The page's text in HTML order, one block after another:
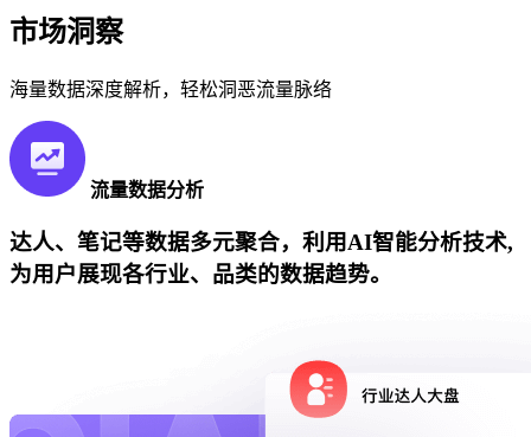
市场洞察
海量数据深度解析，轻松洞恶流量脉络
流量数据分析
达人、笔记等数据多元聚合，利用AI智能分析技术,
为用户展现各行业、品类的数据趋势。